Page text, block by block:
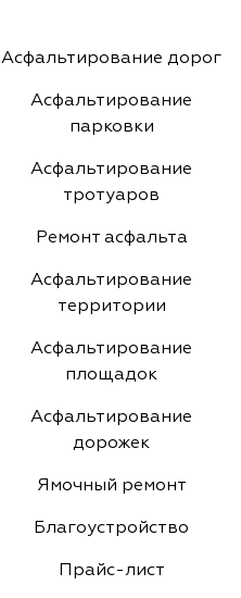
Асфальтирование дорог
Асфальтирование
парковки
Асфальтирование
тротуаров
Ремонт асфальта
Асфальтирование
территории
Асфальтирование
площадок
Асфальтирование
дорожек
Ямочный ремонт
Благоустройство
Прайс-лист